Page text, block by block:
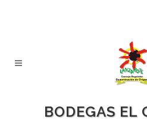
BODEGAS EL